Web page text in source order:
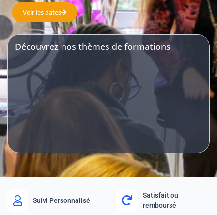
Voir les dates
Découvrez nos thèmes de formations
Suivi Personnalisé
Satisfait ou
remboursé